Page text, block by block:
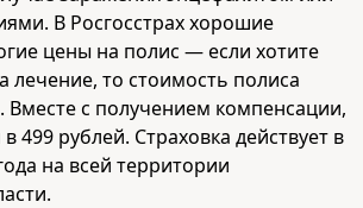
В Росгосстрах хорошие
цены на полис — если хотите
лечение, то стоимость полиса
Вместе с получением компенсации,
499 рублей. Страховка действует в
на всей территории